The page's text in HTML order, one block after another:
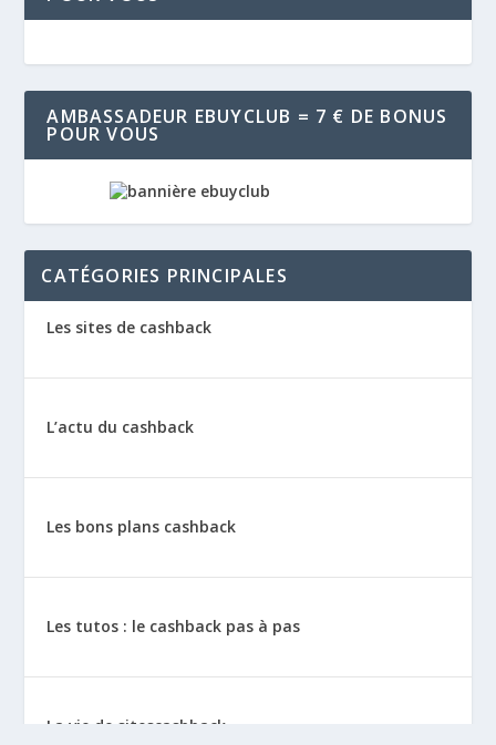
AMBASSADEUR EBUYCLUB = 7 € DE BONUS
POUR VOUS
CATÉGORIES PRINCIPALES
Les sites de cashback
L’actu du cashback
Les bons plans cashback
Les tutos : le cashback pas à pas
La vie de sitescashback